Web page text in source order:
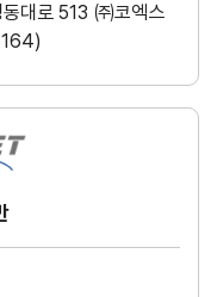
동대로 513 ㈜코엑스